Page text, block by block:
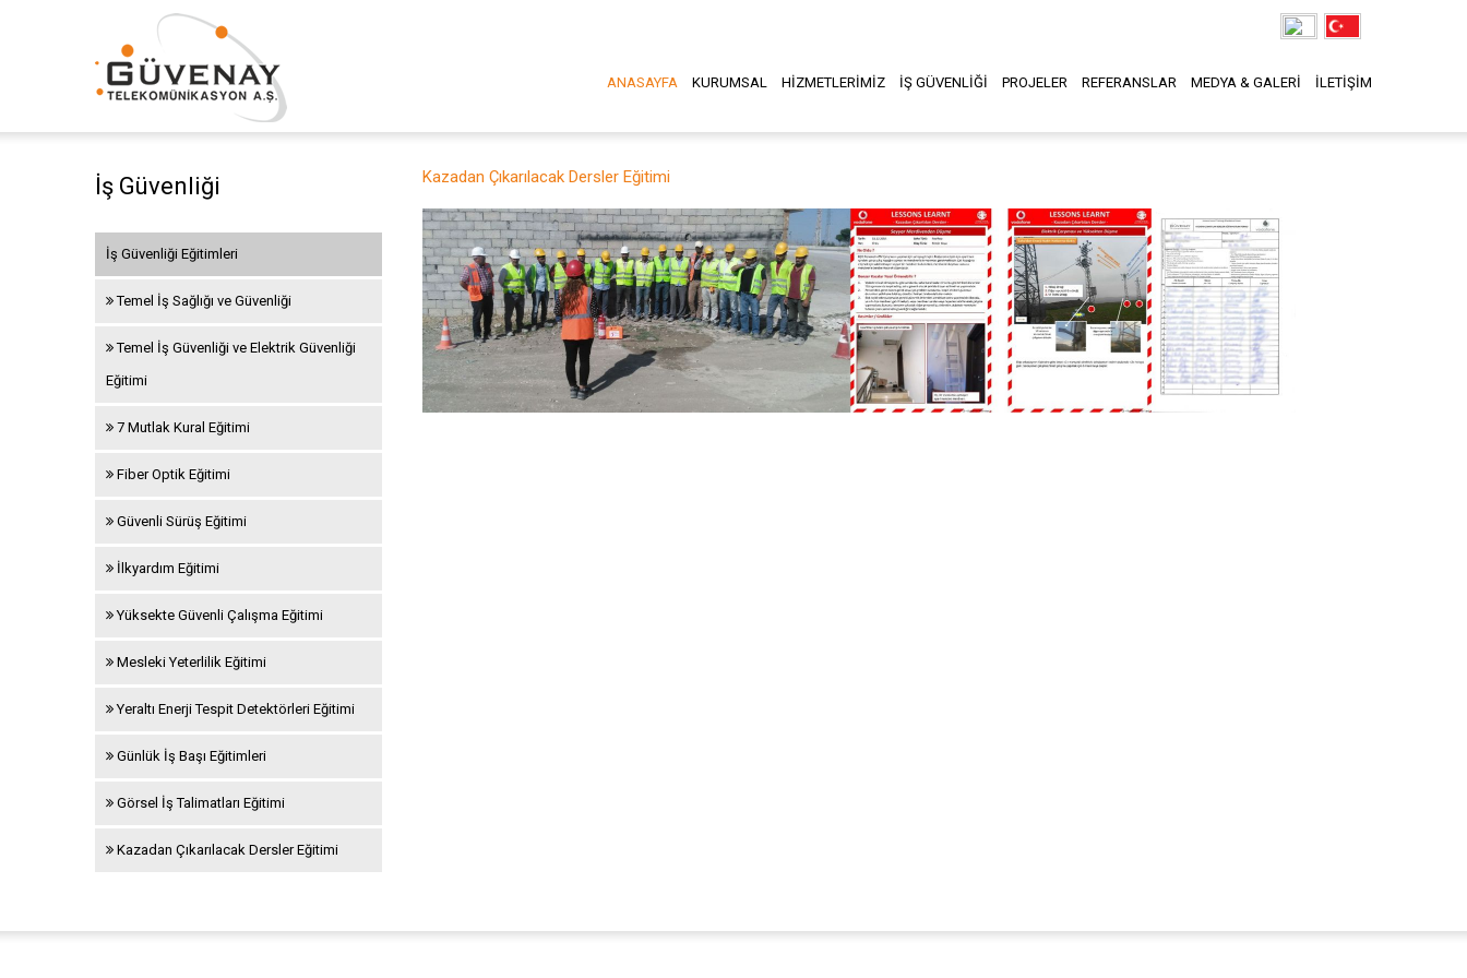
ANASAYFA KURUMSAL HİZMETLERİMİZ İŞ GÜVENLİĞİ PROJELER REFERANSLAR MEDYA & GALERİ İLETİŞİM
İş Güvenliği
İş Güvenliği Eğitimleri
Temel İş Sağlığı ve Güvenliği
Temel İş Güvenliği ve Elektrik Güvenliği
Eğitimi
7 Mutlak Kural Eğitimi
Fiber Optik Eğitimi
Güvenli Sürüş Eğitimi
İlkyardım Eğitimi
Yüksekte Güvenli Çalışma Eğitimi
Mesleki Yeterlilik Eğitimi
Yeraltı Enerji Tespit Detektörleri Eğitimi
Günlük İş Başı Eğitimleri
Görsel İş Talimatları Eğitimi
Kazadan Çıkarılacak Dersler Eğitimi
Kazadan Çıkarılacak Dersler Eğitimi